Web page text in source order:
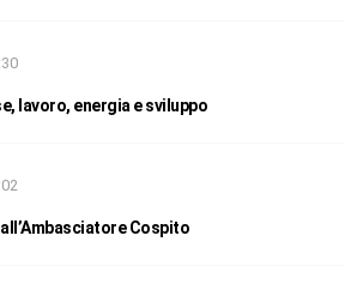
lavoro, energia e sviluppo
Cospito